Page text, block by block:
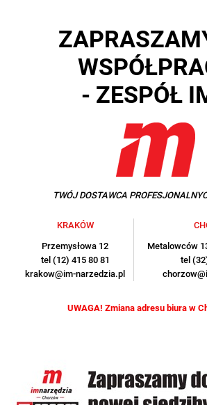
- ZESPÓŁ
TWÓJ DOSTAWCA
KRAKÓW
Przemysłowa 12
tel (12) 415 80 81
krakow@im-narzedzia.pl
Metalowców
tel
UWAGA! Zmiana adresu biura w